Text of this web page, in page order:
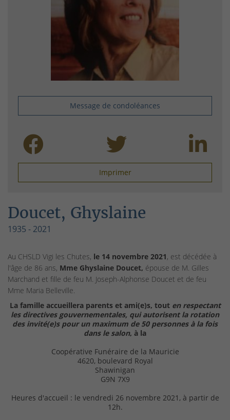
Message de condoléances
Imprimer
Doucet, Ghyslaine
1935 - 2021
Au CHSLD Vigi les Chutes, le 14 novembre 2021, est décédée à
l'âge de 86 ans, Mme Ghyslaine Doucet, épouse de M. Gilles
Marchand et fille de feu M. Joseph-Alphonse Doucet et de feu
Mme Maria Belleville.
La famille accueillera parents et ami(e)s, touten respectant
les directives gouvernementales, qui autorisent la rotation
des invité(e)s pour un maximum de 50 personnes à la fois
dans le salon, à la
Coopérative Funéraire de la Mauricie
4620, boulevard Royal
Shawinigan
G9N 7X9
Heures d'accueil : le vendredi 26 novembre 2021, à partir de
12h.